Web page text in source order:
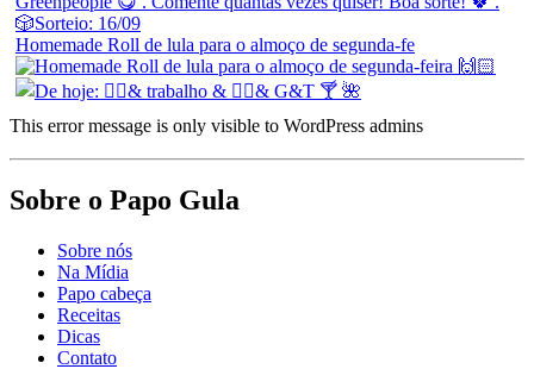
Homemade Roll de lula para o almoço de segunda-fe
This error message is only visible to WordPress admins
Sobre o Papo Gula
Sobre nós
Na Mídia
Papo cabeça
Receitas
Dicas
Contato